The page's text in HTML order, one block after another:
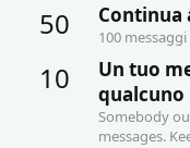
50 Continua
100
10
Un tuo
qualcuno
Somebody
messages.